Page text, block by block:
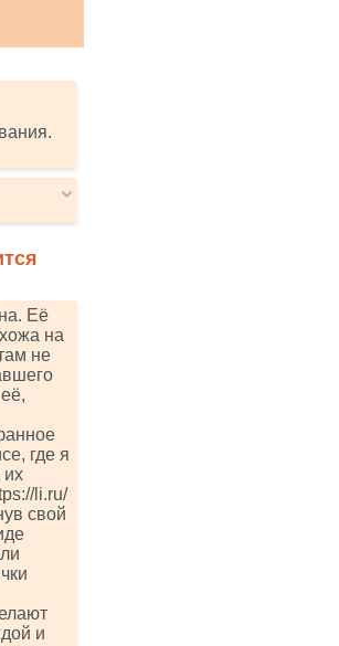
Её
на
не
где я
их
li.ru/
свой
и